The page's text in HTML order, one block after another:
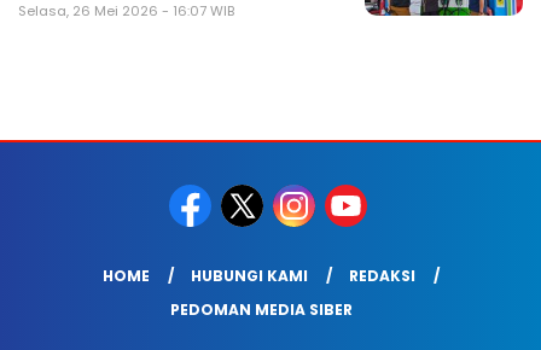
Selasa, 26 Mei 2026 - 16:07 WIB
HOME HUBUNGI KAMI
REDAKSI
PEDOMAN MEDIA SIBER